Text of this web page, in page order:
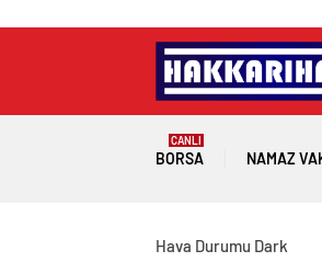
BORSA
CANLI
NAMAZ
Hava Durumu Dark